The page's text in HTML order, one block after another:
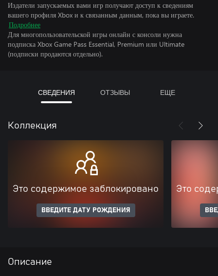
Издатели запускаемых вами игр получают доступ к сведениям
вашего профиля Xbox и к связанным данным, пока вы играете.
Подробнее
Для многопользовательской игры онлайн с консоли нужна
подписка Xbox Game Pass Essential, Premium или Ultimate
(подписки продаются отдельно).
СВЕДЕНИЯ ОТЗЫВЫ ЕЩЕ
Коллекция
Это содержимое заблокировано
ВВЕДИТЕ ДАТУ РОЖДЕНИЯ
Это
Описание